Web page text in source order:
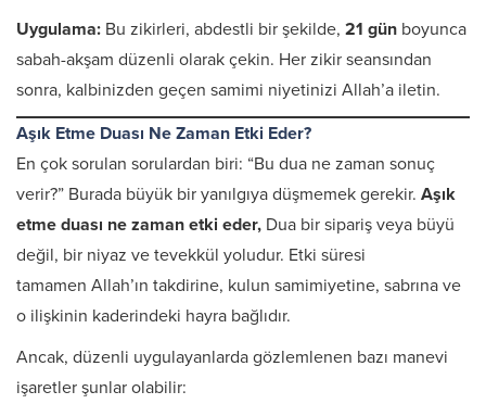
Uygulama: Bu zikirleri, abdestli bir şekilde, 21 gün boyunca
sabah-akşam düzenli olarak çekin. Her zikir seansından
sonra, kalbinizden geçen samimi niyetinizi Allah’a iletin.
Aşık Etme Duası Ne Zaman Etki Eder?
En çok sorulan sorulardan biri: “Bu dua ne zaman sonuç
verir?” Burada büyük bir yanılgıya düşmemek gerekir. Aşık
etme duası ne zaman etki eder, Dua bir sipariş veya büyü
değil, bir niyaz ve tevekkül yoludur. Etki süresi
tamamen Allah’ın takdirine, kulun samimiyetine, sabrına ve
o ilişkinin kaderindeki hayra bağlıdır.
Ancak, düzenli uygulayanlarda gözlemlenen bazı manevi
işaretler şunlar olabilir: